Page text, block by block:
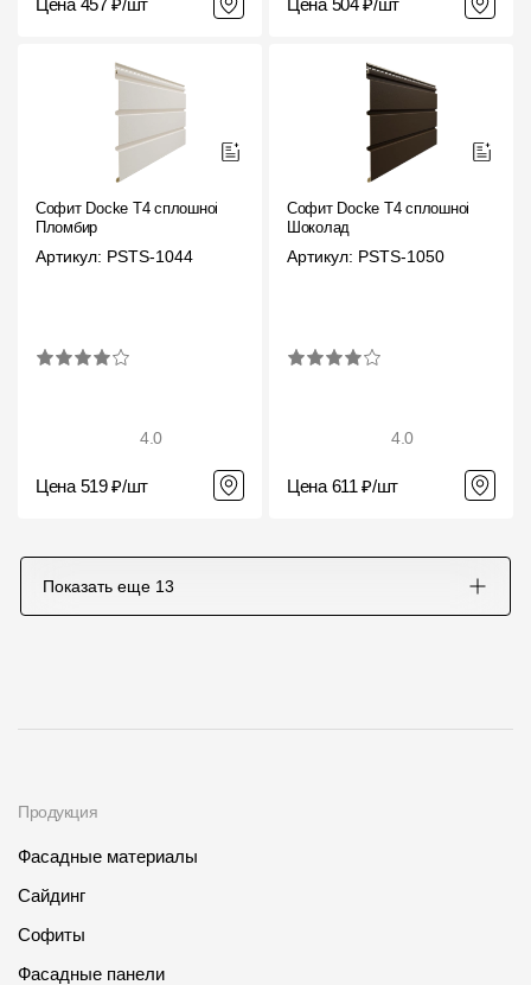
Где купить?
Контакты
8 800 100 71 45site@docke.ru
"Водный")
Софит Docke T4 сплошной
Пломбир
Артикул: PSTS-1044
4.0
Цена 519 ₽/шт
Софит Docke T4 сплошной
Шоколад
Артикул: PSTS-1050
4.0
Цена 611 ₽/шт
Показать еще 13
Продукция
Фасадные материалы
Сайдинг
Софиты
Фасадные панели